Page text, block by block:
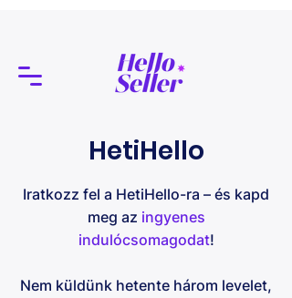
HetiHello
Iratkozz fel a HetiHello-ra – és kapd
meg az ingyenes
indulócsomagodat!
Nem küldünk hetente három levelet,